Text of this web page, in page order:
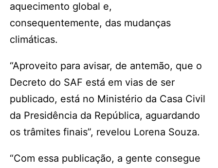
aquecimento global e,
consequentemente, das mudanças
climáticas.
“Aproveito para avisar, de antemão, que o
Decreto do SAF está em vias de ser
publicado, está no Ministério da Casa Civil
da Presidência da República, aguardando
os trâmites finais”, revelou Lorena Souza.
“Com essa publicação, a gente consegue